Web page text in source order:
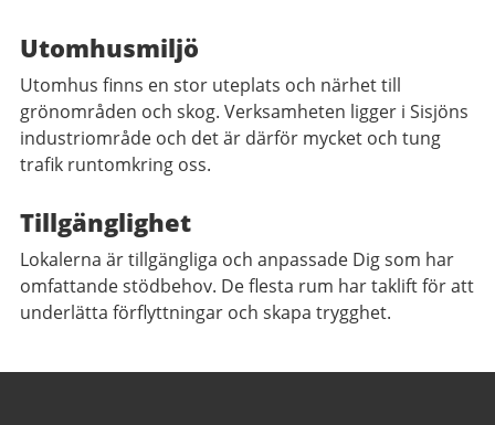
Utomhusmiljö
Utomhus finns en stor uteplats och närhet till
grönområden och skog. Verksamheten ligger i Sisjöns
industriområde och det är därför mycket och tung
trafik runtomkring oss.
Tillgänglighet
Lokalerna är tillgängliga och anpassade Dig som har
omfattande stödbehov. De flesta rum har taklift för att
underlätta förflyttningar och skapa trygghet.